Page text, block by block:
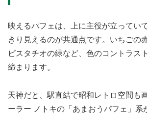
映えるパフェは、上に主役が立ってい
きり見えるのが共通点です。いちごの
ピスタチオの緑など、色のコントラス
締まります。
天神だと、駅直結で昭和レトロ空間も
ーラー ノトキの「あまおうパフェ」系